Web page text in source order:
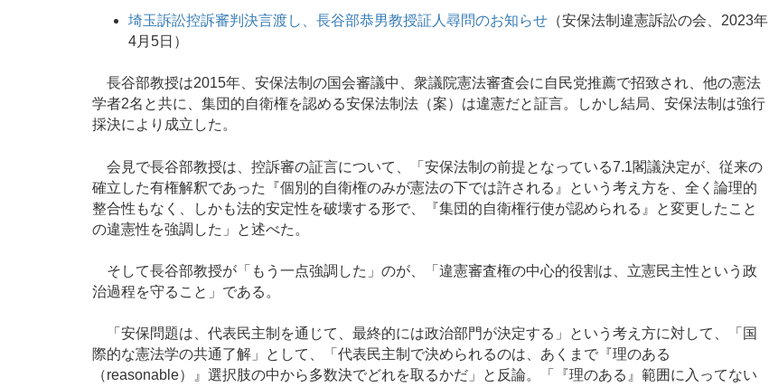
埼玉訴訟控訴審判決言渡し、長谷部恭男教授証人尋問のお知らせ （安保法制違憲訴訟の会、2023年
4月5日）
長谷部教授は2015年、安保法制の国会審議中、衆議院憲法審査会に自民党推薦で招致され、他の憲法
学者2名と共に、集団的自衛権を認める安保法制法（案）は違憲だと証言。しかし結局、安保法制は強行
採決により成立した。
会見で長谷部教授は、控訴審の証言について、「安保法制の前提となっている7.1閣議決定が、従来の
確立した有権解釈であった『個別的自衛権のみが憲法の下では許される』という考え方を、全く論理的
整合性もなく、しかも法的安定性を破壊する形で、『集団的自衛権行使が認められる』と変更したこと
の違憲性を強調した」と述べた。
そして長谷部教授が「もう一点強調した」のが、「違憲審査権の中心的役割は、立憲民主性という政
治過程を守ること」である。
「安保問題は、代表民主制を通じて、最終的には政治部門が決定する」という考え方に対して、「国
際的な憲法学の共通了解」として、「代表民主制で決められるのは、あくまで『理のある
（reasonable）』選択肢の中から多数決でどれを取るかだ」と反論。「『理のある』範囲に入ってない